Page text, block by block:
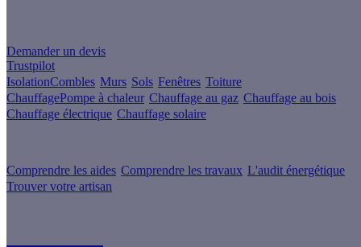
Demander un devis
Trustpilot
IsolationCombles Murs Sols Fenêtres Toiture
ChauffagePompe à chaleur Chauffage au gaz Chauffage au bois
Chauffage électrique Chauffage solaire
Comprendre les aides Comprendre les travaux L'audit énergétique
Trouver votre artisan